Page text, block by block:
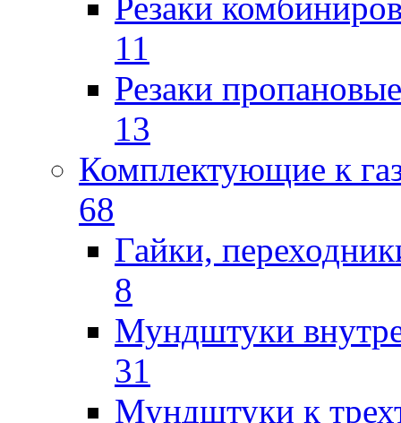
11
Резаки пропановые
13
Комплектующие к
68
Гайки,
8
Мундштуки
31
Мундштуки к